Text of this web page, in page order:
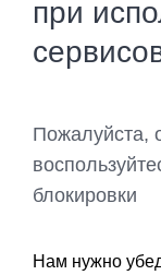
при
Пожалуйста,
блокировки
Нам нужно